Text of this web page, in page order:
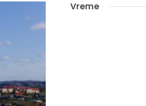
Vreme